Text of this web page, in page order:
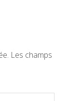
Les champs